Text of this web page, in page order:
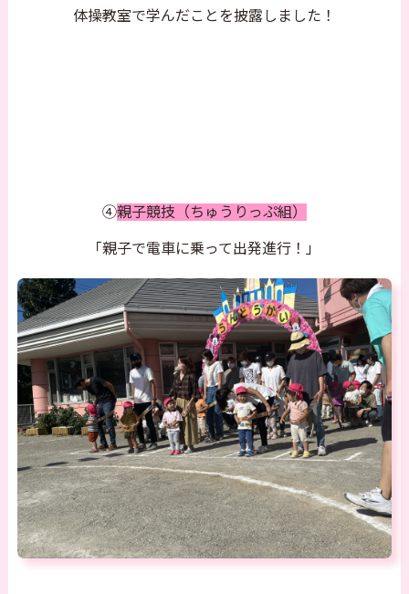
体操教室で学んだことを披露しました！
④親子競技（ちゅうりっぷ組）
「親子で電車に乗って出発進行！」